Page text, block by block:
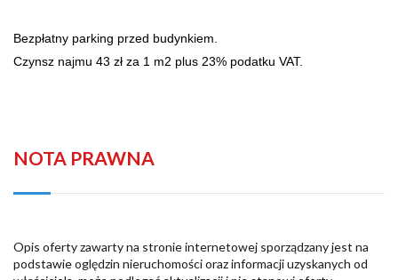
Bezpłatny parking przed budynkiem.
Czynsz najmu 43 zł za 1 m2 plus 23% podatku VAT.
NOTA PRAWNA
Opis oferty zawarty na stronie internetowej sporządzany jest na
podstawie oględzin nieruchomości oraz informacji uzyskanych od